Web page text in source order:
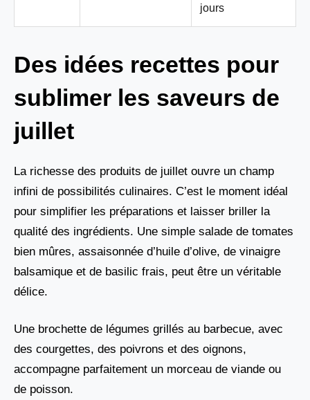
jours
Des idées recettes pour
sublimer les saveurs de
juillet
La richesse des produits de juillet ouvre un champ
infini de possibilités culinaires. C’est le moment idéal
pour simplifier les préparations et laisser briller la
qualité des ingrédients. Une simple salade de tomates
bien mûres, assaisonnée d’huile d’olive, de vinaigre
balsamique et de basilic frais, peut être un véritable
délice.
Une brochette de légumes grillés au barbecue, avec
des courgettes, des poivrons et des oignons,
accompagne parfaitement un morceau de viande ou
de poisson.